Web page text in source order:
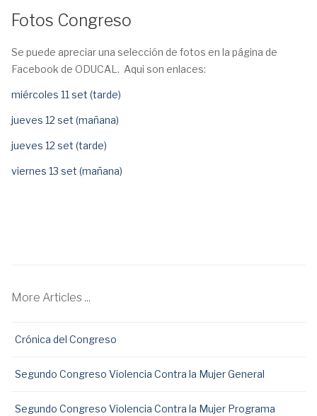
Fotos Congreso
Se puede apreciar una selección de fotos en la página de
Facebook de ODUCAL. Aqui son enlaces:
miércoles 11 set (tarde)
jueves 12 set (mañana)
jueves 12 set (tarde)
viernes 13 set (mañana)
More Articles ...
Crónica del Congreso
Segundo Congreso Violencia Contra la Mujer General
Segundo Congreso Violencia Contra la Mujer Programa